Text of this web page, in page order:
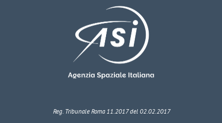
Reg. Tribunale Roma 11.2017 del 02.02.2017